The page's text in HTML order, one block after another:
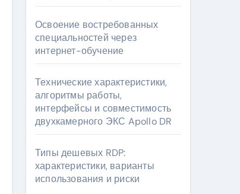
Освоение востребованных
специальностей через
интернет-обучение
Технические характеристики,
алгоритмы работы,
интерфейсы и совместимость
двухкамерного ЭКС Apollo DR
Типы дешевых RDP:
характеристики, варианты
использования и риски